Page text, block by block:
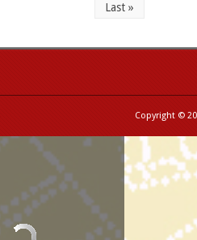
Last »
Copyright ©